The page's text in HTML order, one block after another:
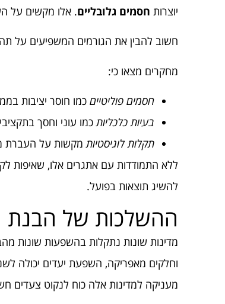
יוצרות חסמים גלובליים. אלו מקשים על
חשוב להבין את הגורמים המשפיעים על
מחקרים מצאו כי:
חסמים פוליטייםכמו חוסר יציבות
בעיות כלכליותכמו עוני וחסך
תקלות לוגיסטיותמקשות על העברת
ללא התמודדות עם אתגרים אלו, שאיפות
להשיג תוצאות בפועל.
ההשלכות של הבנת
מדינות שונות נתקלות בהשפעות שונות
וחלקים מאפריקה, השפעת יעדים יכולה
מעניקה למדינות אלה כוח לנקוט צעדים